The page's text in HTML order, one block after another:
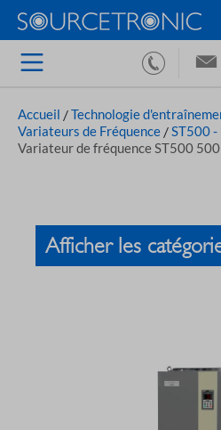
Accueil /Technologie
Variateurs de Fréquence /ST500
Variateur de fréquence ST500
Afficher les